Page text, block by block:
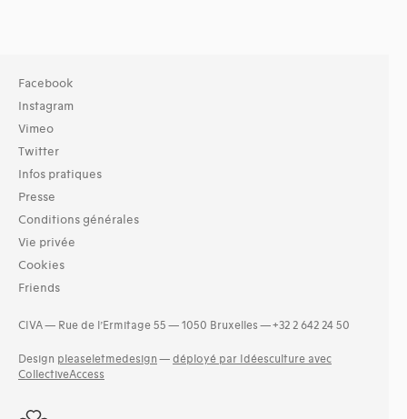
Facebook
Instagram
Vimeo
Twitter
Infos pratiques
Presse
Conditions générales
Vie privée
Cookies
Friends
CIVA — Rue de l’Ermitage 55 — 1050 Bruxelles — +32 2 642 24 50
Design pleaseletmedesign — déployé par Idéesculture avec
CollectiveAccess